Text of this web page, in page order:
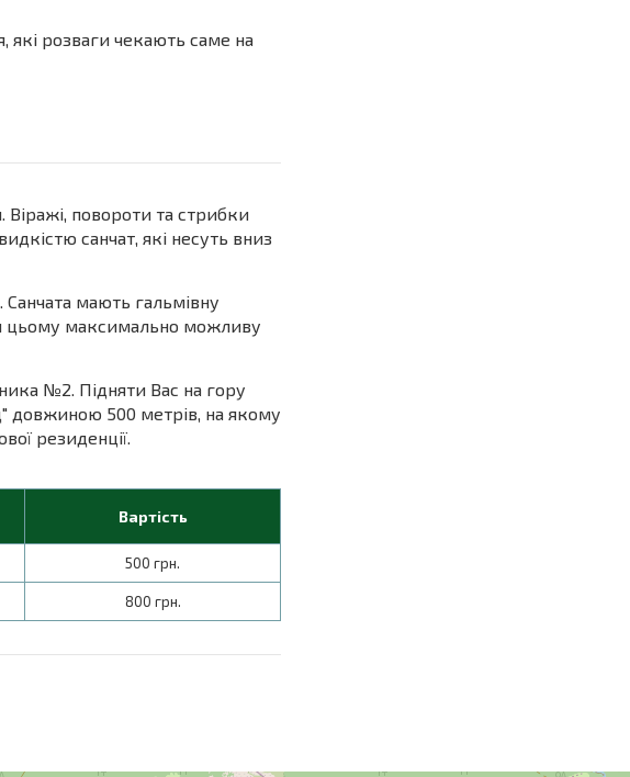
які розваги чекають саме на
Віражі, повороти та стрибки
санчат, які несуть вниз
мають гальмівну
цьому максимально можливу
№2. Підняти Вас на гору
довжиною 500 метрів, на якому
резиденції.
Вартість
500 грн.
800 грн.